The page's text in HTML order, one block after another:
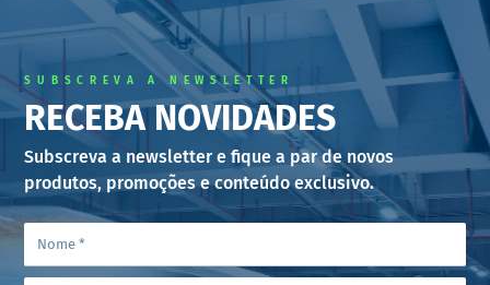
SUBSCREVA A NEWSLETTER
RECEBA NOVIDADES
Subscreva a newsletter e fique a par de novos
produtos, promoções e conteúdo exclusivo.